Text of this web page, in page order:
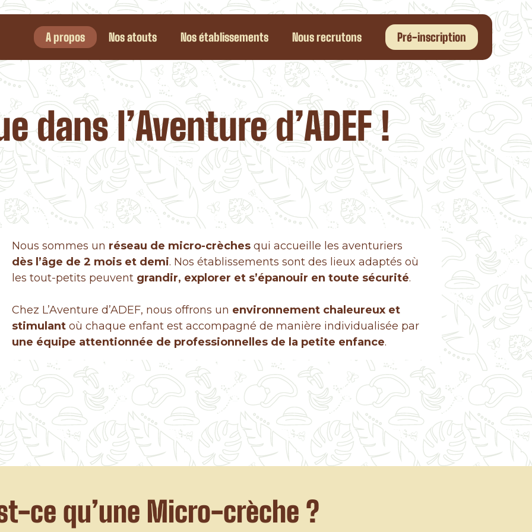
A propos Nos atouts Nos établissements Nous recrutons Pré-inscription
dans l’Aventure d’ADEF !
Nous sommes un réseau de micro-crèches qui accueille les aventuriers
dès l’âge de 2 mois et demi. Nos établissements sont des lieux adaptés où
les tout-petits peuvent grandir, explorer et s’épanouir en toute sécurité.
Chez L’Aventure d’ADEF, nous offrons un environnement chaleureux et
stimulant où chaque enfant est accompagné de manière individualisée par
une équipe attentionnée de professionnelles de la petite enfance.
ce qu’une Micro-crèche ?